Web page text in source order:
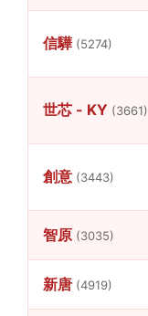
信驊 (5274)
世芯 - KY (3661)
創意 (3443)
智原 (3035)
新唐 (4919)